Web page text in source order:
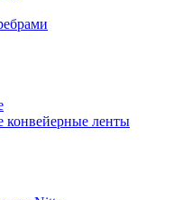
ленты